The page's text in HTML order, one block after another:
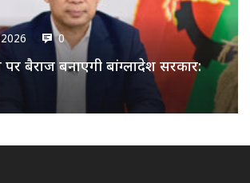
0
पर बैराज बनाएगी बांग्लादेश सरकार: